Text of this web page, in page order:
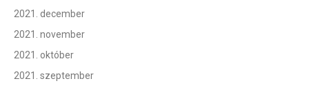
2021. december
2021. november
2021. október
2021. szeptember